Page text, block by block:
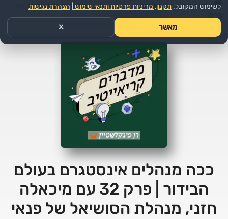
עמוד הבית >> אמנות >>הפודקאסט: מדברים קריאייטיב
ככה מנהלים אינסטגרם בעולם
הבידור | פרק 32 עם מיכאלה
חזני, מנהלת הסושיאל של פנאי
לשימוש המקובל. תקנון, מדיניות פרטיות ותנאי שימוש הצהרת נגישות
מאשר ✕